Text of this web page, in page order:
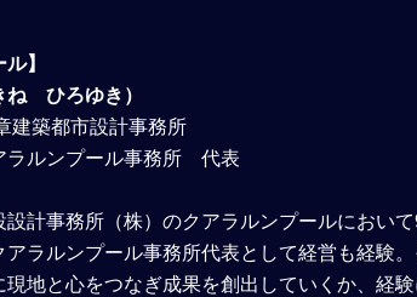
】
ひろゆき）
建築都市設計事務所
ルンプール事務所 代表
設計事務所（株）のクアラルンプールにおい
アラルンプール事務所代表として経営も経験
現地と心をつなぎ成果を創出していくか、経